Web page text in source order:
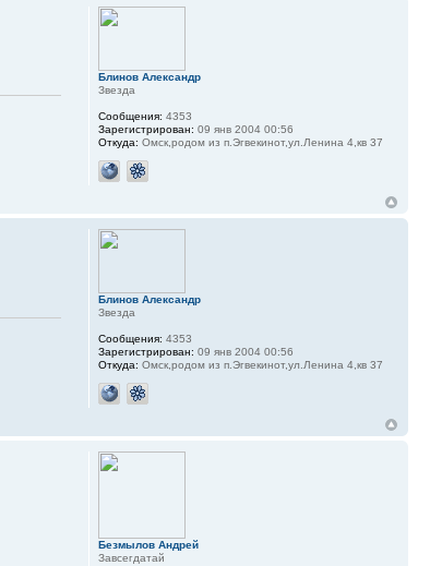
Блинов Александр
Звезда
Сообщения: 4353
Зарегистрирован: 09 янв 2004 00:56
Откуда: Омск,родом из п.Эгвекинот,ул.Ленина 4,кв 37
Блинов Александр
Звезда
Сообщения: 4353
Зарегистрирован: 09 янв 2004 00:56
Откуда: Омск,родом из п.Эгвекинот,ул.Ленина 4,кв 37
Безмылов Андрей
Завсегдатай